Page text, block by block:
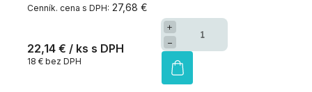
27,68 €
22,14 € / ks
18 € bez DPH
+
−